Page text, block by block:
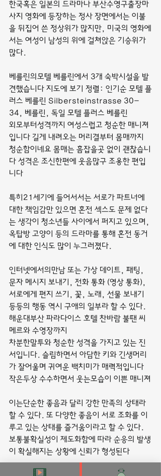
한국혹은 일본의 드라마나 부산수영구출장마
사지 영화에 등장하는 정사 장면에서는 이불
을 뒤집어 쓴 정상위가 많지만, 미국의 영화에
서는 여성이 남성의 위에 걸쳐앉은 기승위가
많다.
베를린의모텔 베를린에서 3개 숙박시설을 발
견했습니다 지도에 보기 정렬: 인기순 모텔 플
러스 베를린 Silbersteinstrasse 30-
34, 베를린, 독일 모텔 플러스 베를린
외모부터성격까지 여성스럽고 청순한 매니져
입니다 길게 내려오는 머리결부터 몸매까지
청순함이네요 몸매는 흠잡을곳 없이 괜찮습니
다 성격은 조신한편에 웃음많구 조용한 편입
니다
특히21세기에 들어서서는 서로가 파트너에
대한 책임감만 있으면 혼전 섹스도 문제 없다
는 생각이 청소년들 사이에서 퍼지고 있으며,
옥탑방 고양이 등의 드라마를 통해 혼전 동거
에 대한 인식도 많이 누그러졌다.
인터넷에서의만남 또는 가상 데이트, 패팅,
문자 메시지 보내기, 전화 통화 (영상 통화),
서로에게 편지 쓰기, 꽃, 노래, 선물 보내기
등등의 행동 역시 구애의 일부라 할 수 있다.
해운대부산 파라다이스 호텔 찬바람 불땐 씨
메르와 수영장까지
차분한말투와 청순한 성격을 가지고 있는 진
서입니다. 슬림하면서 아담한 키와 긴생머리
가 잘어울며 귀여운 백치미가 매력적입니다
작은두상 수수하면서 웃는모습이 이쁜 매니져
이는단순한 좋음과 달리 강한 만족의 상태라
할 수 있다. 또 다양한 좋음이 서로 조화를 이
루고 있는 상태를 즐거움이라고 할 수 있다.
보통불확실성이 제도화함에 따라 순응의 발생
이 확실해지는 상황에 신뢰가 형성된다